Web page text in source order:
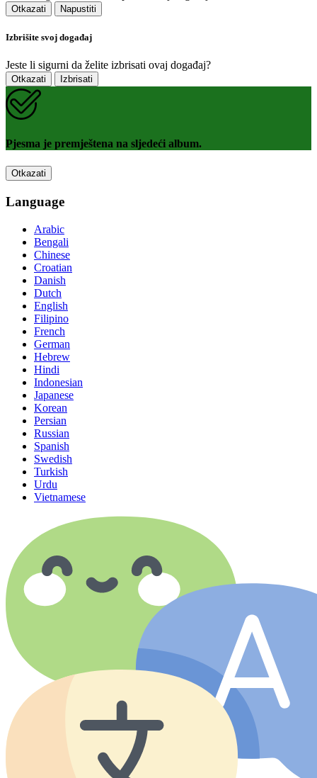
Otkazati Napustiti
Izbrišite svoj događaj
Jeste li sigurni da želite izbrisati ovaj događaj?
Otkazati Izbrisati
Pjesma je premještena na sljedeći album.
Otkazati
Language
Arabic
Bengali
Chinese
Croatian
Danish
Dutch
English
Filipino
French
German
Hebrew
Hindi
Indonesian
Japanese
Korean
Persian
Russian
Spanish
Swedish
Turkish
Urdu
Vietnamese